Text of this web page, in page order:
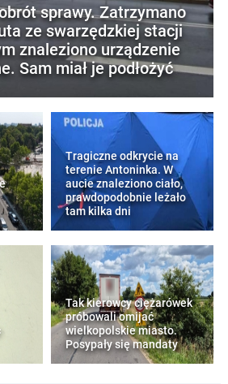
sprawy. Zatrzymano
ze swarzędzkiej stacji
znaleziono urządzenie
Sam miał je podłożyć
Tragiczne odkrycie na
terenie Antoninka. W
aucie znaleziono ciało,
prawdopodobnie leżało
tam kilka dni
Tak kierowcy ciężarówek
próbowali omijać
wielkopolskie miasto.
Posypały się mandaty